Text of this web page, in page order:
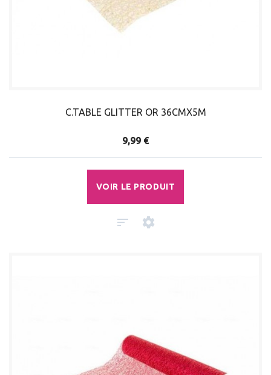
C.TABLE GLITTER OR 36CMX5M
9,99 €
VOIR LE PRODUIT